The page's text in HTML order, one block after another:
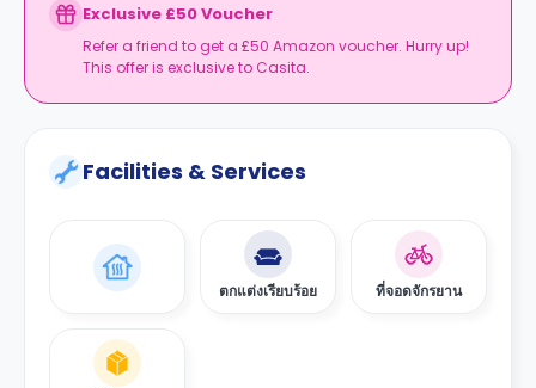
Exclusive £50 Voucher
Refer a friend to get a £50 Amazon voucher. Hurry up!
This offer is exclusive to Casita.
Facilities & Services
ตกแต่งเรียบร้อย ที่จอดจักรยาน